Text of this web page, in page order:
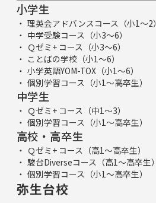
小学生
理英会アドバンスコース（小1～2）
中学受験コース（小3～6）
Ｑゼミ+ コース（小3～6）
ことばの学校（小1～6）
小学英語YOM-TOX（小1～6）
個別学習コース（小1～高卒生）
中学生
Ｑゼミ+ コース（中1～3）
個別学習コース（小1～高卒生）
高校・高卒生
Ｑゼミ+ コース（高1～高卒生）
駿台Diverseコース（高1～高卒生）
個別学習コース（小1～高卒生）
弥生台校